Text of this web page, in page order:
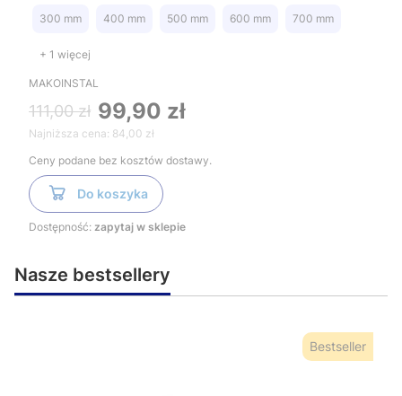
300 mm 400 mm 500 mm 600 mm 700 mm
+ 1 więcej
MAKOINSTAL
111,00 zł 99,90 zł
Najniższa cena: 84,00 zł
Ceny podane bez kosztów dostawy.
Do koszyka
Dostępność: zapytaj w sklepie
Nasze bestsellery
Bestseller